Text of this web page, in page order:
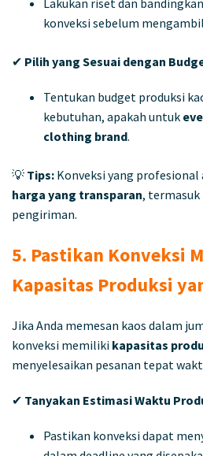
Lakukan riset dan
konveksi sebelum
✔ Pilih yang Sesuai dengan
Tentukan budget produksi
kebutuhan, apakah untuk
clothing brand.
💡 Tips: Konveksi yang
harga yang transparan, termasuk
pengiriman.
5. Pastikan Konveksi
Kapasitas Produksi
Jika Anda memesan kaos dalam
konveksi memiliki kapasitas
menyelesaikan pesanan tepat
✔ Tanyakan Estimasi Waktu
Pastikan konveksi dapat